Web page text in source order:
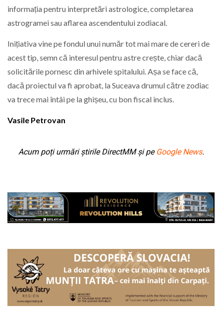
informația pentru interpretări astrologice, completarea
astrogramei sau aflarea ascendentului zodiacal.
Inițiativa vine pe fondul unui număr tot mai mare de cereri de
acest tip, semn că interesul pentru astre crește, chiar dacă
solicitările pornesc din arhivele spitalului. Așa se face că,
dacă proiectul va fi aprobat, la Suceava drumul către zodiac
va trece mai întâi pe la ghișeu, cu bon fiscal inclus.
Vasile Petrovan
Acum poți urmări știrile DirectMM și pe Google News.